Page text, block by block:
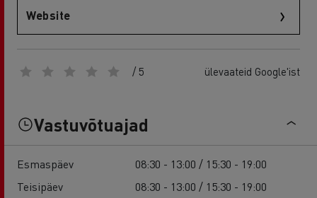
Website
/ 5 ülevaateid Google'ist
Vastuvõtuajad
Esmaspäev
08:30 - 13:00 / 15:30 - 19:00
Teisipäev
08:30 - 13:00 / 15:30 - 19:00